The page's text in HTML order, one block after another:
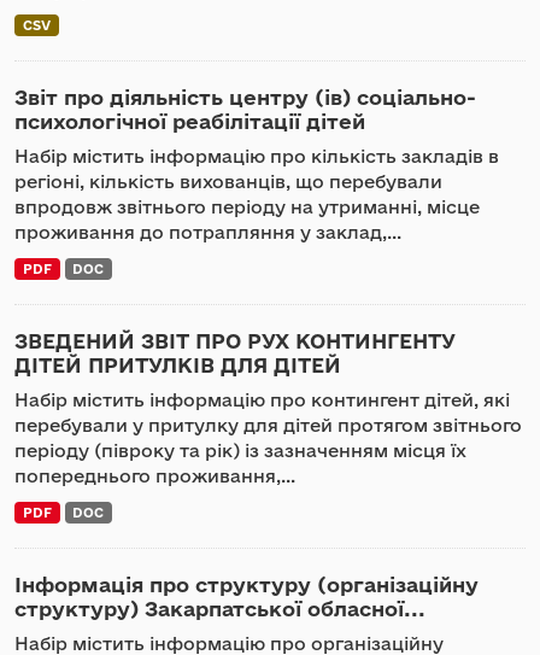
CSV
Звіт про діяльність центру (ів) соціально-
психологічної реабілітації дітей
Набір містить інформацію про кількість закладів в
регіоні, кількість вихованців, що перебували
впродовж звітнього періоду на утриманні, місце
проживання до потрапляння у заклад,...
PDF DOC
ЗВЕДЕНИЙ ЗВІТ ПРО РУХ КОНТИНГЕНТУ
ДІТЕЙ ПРИТУЛКІВ ДЛЯ ДІТЕЙ
Набір містить інформацію про контингент дітей, які
перебували у притулку для дітей протягом звітнього
періоду (півроку та рік) із зазначенням місця їх
попереднього проживання,...
PDF DOC
Інформація про структуру (організаційну
структуру) Закарпатської обласної...
Набір містить інформацію про організаційну